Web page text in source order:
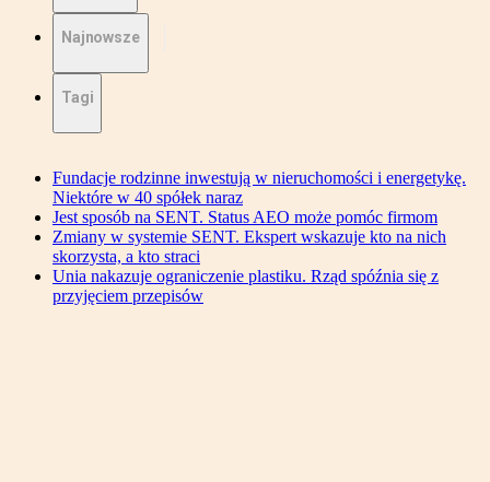
Najnowsze
Tagi
Fundacje rodzinne inwestują w nieruchomości i energetykę.
Niektóre w 40 spółek naraz
Jest sposób na SENT. Status AEO może pomóc firmom
Zmiany w systemie SENT. Ekspert wskazuje kto na nich
skorzysta, a kto straci
Unia nakazuje ograniczenie plastiku. Rząd spóźnia się z
przyjęciem przepisów